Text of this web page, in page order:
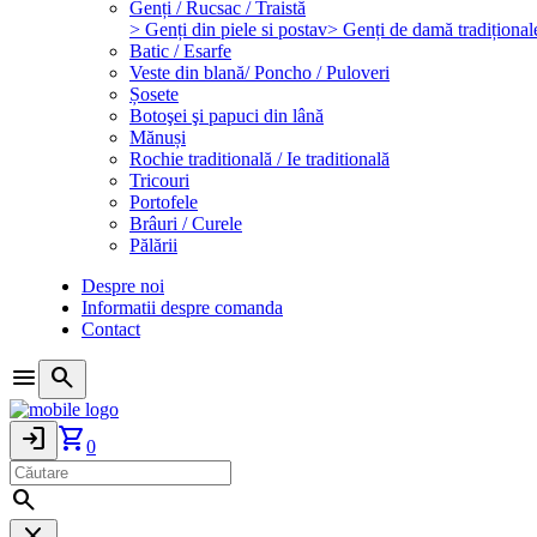
Genți / Rucsac / Traistă
> Genți din piele si postav> Genți de damă
Batic / Esarfe
Veste din blană/ Poncho / Puloveri
Șosete
Botoşei şi papuci din lână
Mănuși
Rochie traditională / Ie traditională
Tricouri
Portofele
Brâuri / Curele
Pălării
Despre noi
Informatii despre comanda
Contact
menu search
login shopping_cart0
search